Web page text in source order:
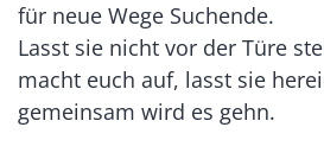
für neue Wege Suchende.
Lasst sie nicht vor der Türe
macht euch auf, lasst sie
gemeinsam wird es gehn.